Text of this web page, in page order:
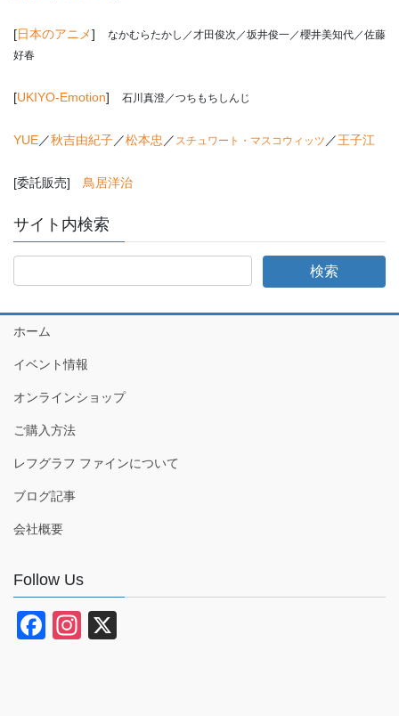
[日本のアニメ] なかむらたかし ／才田俊次／坂井俊一／櫻井美知代／佐藤
好春
[UKIYO-Emotion] 石川真澄／つちもちしんじ
YUE／秋吉由紀子／松本忠 ／ スチュワート・マスコウィッツ ／王子江
[委託販売] 鳥居洋治
サイト内検索
ホーム
イベント情報
オンラインショップ
ご購入方法
レフグラフ ファインについて
ブログ記事
会社概要
Follow Us
F
In